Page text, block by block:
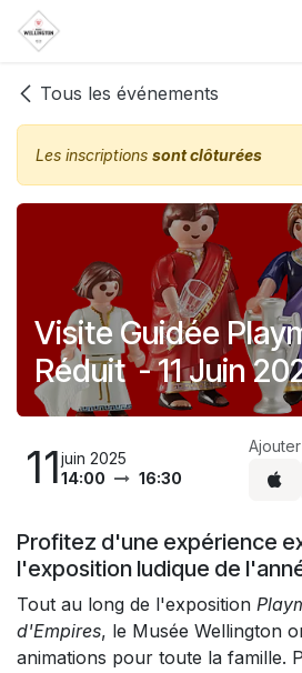
Se rendre au contenu
Tous les événements
Les inscriptions sont clôturées
Visite Guidée
Réduit - 11 Juin
11juin 2025
14:00
16:30
Profitez d'une expérience
l'exposition ludique de
Tout au long de l'exposition
d'Empires, le Musée Wellington
animations pour toute la famille.